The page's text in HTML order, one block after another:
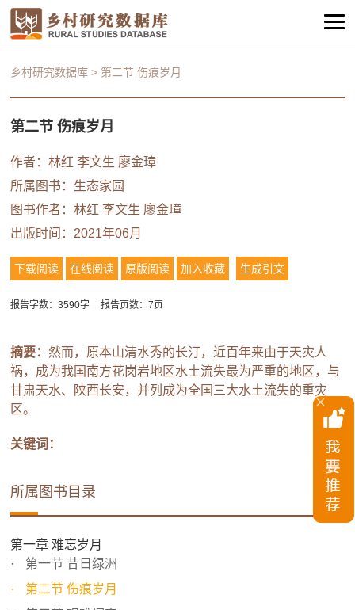
乡村研究数据库 > 第二节 伤痕岁月
第二节 伤痕岁月
作者：林红 李文生 廖金璋
所属图书： 生态家园
图书作者：林红 李文生 廖金璋
出版时间：2021年06月
下载阅读 在线阅读 原版阅读 加入收藏 生成引文
报告字数：3590字 报告页数：7页
摘要：然而，原本山清水秀的长汀，近百年来由于天灾人
祸，成为我国南方花岗岩地区水土流失最为严重的地区，与
甘肃天水、陕西长安，并列成为全国三大水土流失的重灾
区。
关键词：
所属图书目录
第一章 难忘岁月
第一节 昔日绿洲
第二节 伤痕岁月